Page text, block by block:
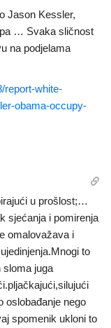
Jason Kessler,
… Svaka sličnost
na podjelama
report-white-
obama-occupy-
u prošlost;…
sjećanja i pomirenja
omalovažava i
to
sloma juga
oslobađanje nego
spomenik ukloni to